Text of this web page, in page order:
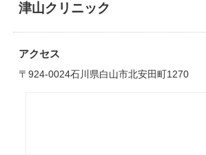
津山クリニック
アクセス
〒924-0024石川県白山市北安田町1270